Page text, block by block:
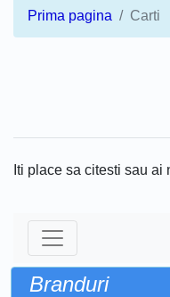
Prima pagina Carti
Iti place sa citesti sau
Branduri